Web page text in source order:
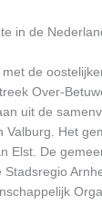
in de
de
Over-
uit de
Valburg. Het
Elst. De